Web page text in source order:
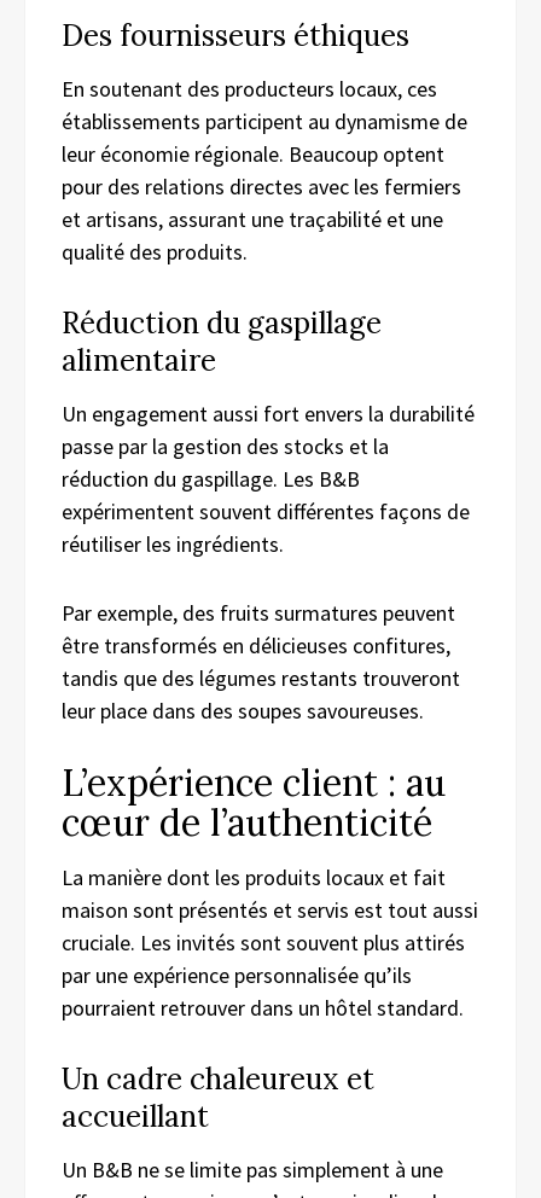
Des fournisseurs éthiques
En soutenant des producteurs locaux, ces
établissements participent au dynamisme de
leur économie régionale. Beaucoup optent
pour des relations directes avec les fermiers
et artisans, assurant une traçabilité et une
qualité des produits.
Réduction du gaspillage
alimentaire
Un engagement aussi fort envers la durabilité
passe par la gestion des stocks et la
réduction du gaspillage. Les B&B
expérimentent souvent différentes façons de
réutiliser les ingrédients.
Par exemple, des fruits surmatures peuvent
être transformés en délicieuses confitures,
tandis que des légumes restants trouveront
leur place dans des soupes savoureuses.
L’expérience client : au
cœur de l’authenticité
La manière dont les produits locaux et fait
maison sont présentés et servis est tout aussi
cruciale. Les invités sont souvent plus attirés
par une expérience personnalisée qu’ils
pourraient retrouver dans un hôtel standard.
Un cadre chaleureux et
accueillant
Un B&B ne se limite pas simplement à une